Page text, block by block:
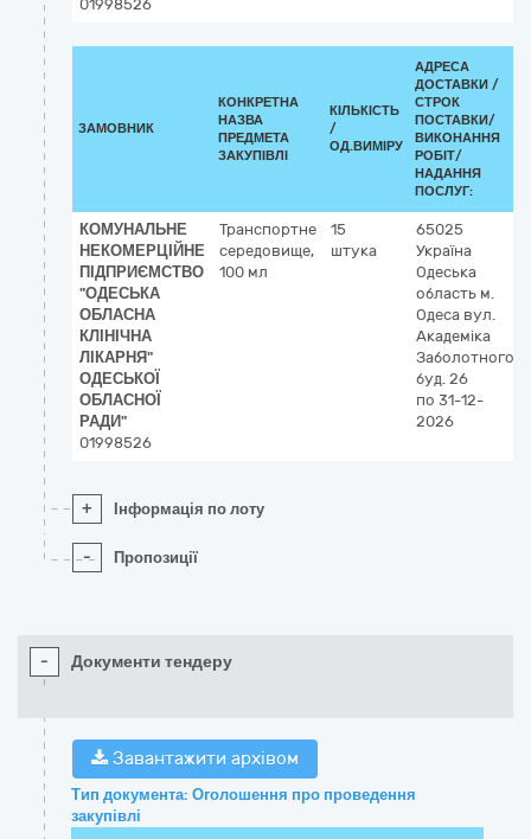
01998526
ЗАМОВНИК
КОНКРЕТНА
НАЗВА
ПРЕДМЕТА
ЗАКУПІВЛІ
КІЛЬКІСТЬ
/
ОД.ВИМІРУ
АДРЕСА
ДОСТАВКИ /
СТРОК
ПОСТАВКИ/
ВИКОНАННЯ
РОБІТ/
НАДАННЯ
ПОСЛУГ:
КОМУНАЛЬНЕ
НЕКОМЕРЦІЙНЕ
ПІДПРИЄМСТВО
"ОДЕСЬКА
ОБЛАСНА
КЛІНІЧНА
ЛІКАРНЯ"
ОДЕСЬКОЇ
ОБЛАСНОЇ
РАДИ"
01998526
Транспортне
середовище,
100 мл
15
штука
65025
Україна
Одеська
область м.
Одеса вул.
Академіка
Заболотного,
буд. 26
по 31-12-
2026
+ Інформація по лоту
- Пропозиції
- Документи тендеру
Завантажити архівом
Тип документа: Оголошення про проведення
закупівлі